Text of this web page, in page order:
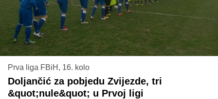
Prva liga FBiH, 16. kolo
Doljančić za pobjedu Zvijezde, tri
&quot;nule&quot; u Prvoj ligi